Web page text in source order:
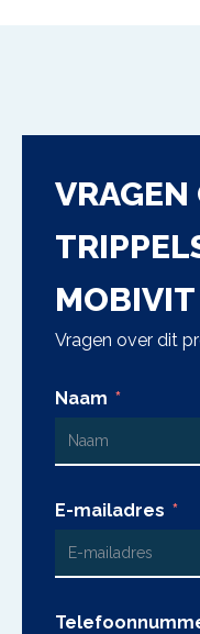
VRAGEN
MOBIVIT
Vragen over dit
Naam
E-mailadres